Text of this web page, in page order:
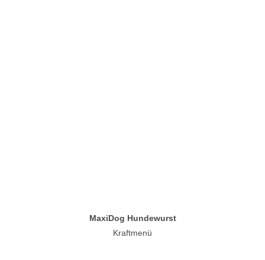
MaxiDog Hundewurst
Kraftmenü